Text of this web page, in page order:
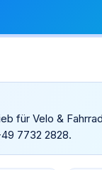
für Velo &
7732 2828.